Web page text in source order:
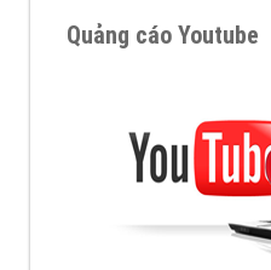
Quảng cáo Youtube